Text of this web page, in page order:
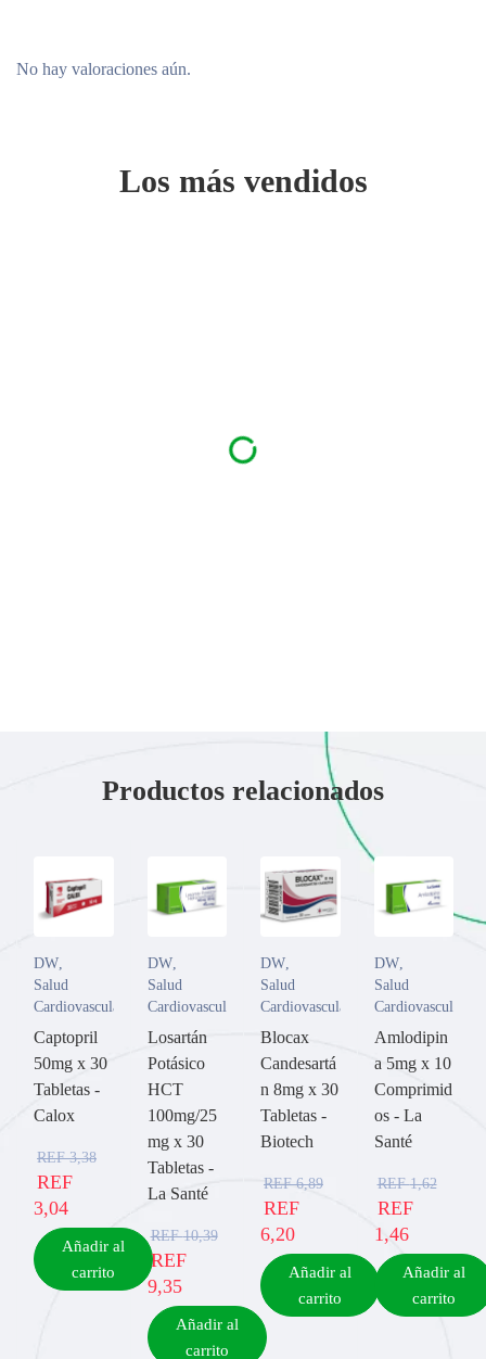
No hay valoraciones aún.
Los más vendidos
Productos relacionados
DW
Salud
Cardiovascular
Captopril
50mg x 30
Tabletas -
Calox
REF3,38
REF
3,04
Añadir al
carrito
DW,
Salud
Cardiovascular
Losartán
Potásico
HCT
100mg/25
mg x 30
Tabletas -
La Santé
REF10,39
REF
9,35
Añadir al
carrito
DW
Salud
Cardiovascular
Blocax
Candesartá
n 8mg x 30
Tabletas -
Biotech
REF6,89
REF
6,20
Añadir al
carrito
DW,
Salud
Cardiovascular
Amlodipin
a 5mg x 10
Comprimid
os - La
Santé
REF1,62
REF
1,46
Añadir al
carrito